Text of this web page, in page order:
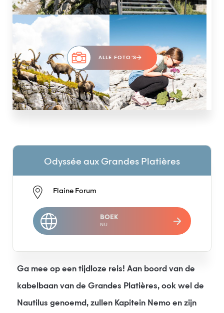
ALLE FOTO'S
Ga mee op een tijdloze reis! Aan boord van de
kabelbaan van de Grandes Platières, ook wel de
Nautilus genoemd, zullen Kapitein Nemo en zijn
Odyssée aux Grandes Platières
Flaine Forum
BOEK
NU